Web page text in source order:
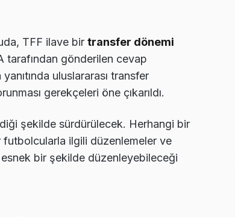
TFF ilave bir transfer dönemi
tarafından gönderilen cevap
uluslararası transfer
gerekçeleri öne çıkarıldı.
şekilde sürdürülecek. Herhangi bir
futbolcularla ilgili düzenlemeler ve
bir şekilde düzenleyebileceği